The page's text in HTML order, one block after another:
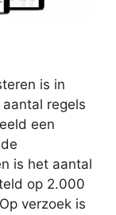
is in
regels
een
is het aantal
op 2.000
verzoek is